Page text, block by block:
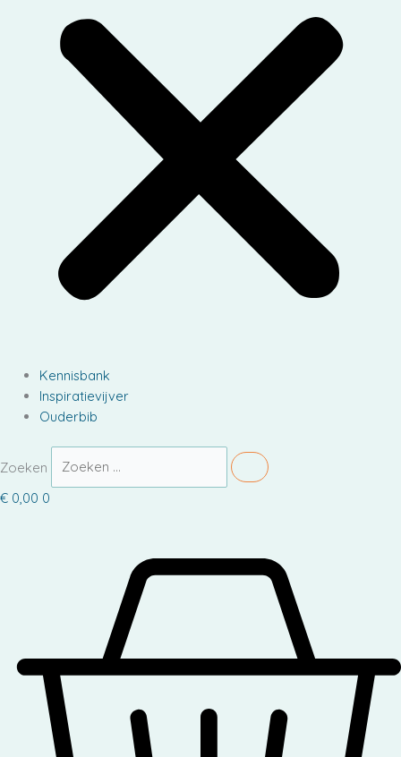
Kennisbank
Inspiratievijver
Ouderbib
Zoeken
€ 0,00 0